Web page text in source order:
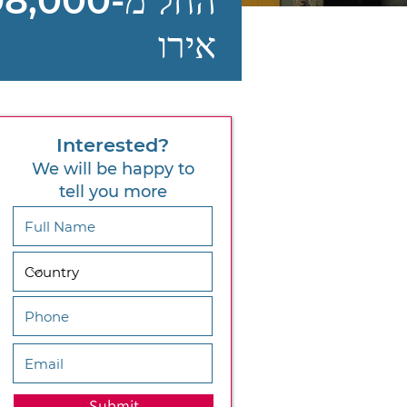
אירו
Interested?
We will be happy to
tell you more